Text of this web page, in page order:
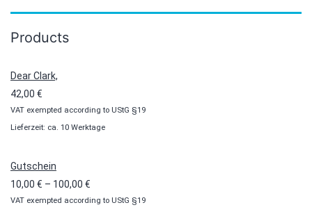
Products
Dear Clark,
42,00 €
VAT exempted according to UStG §19
Lieferzeit: ca. 10 Werktage
Gutschein
10,00 € – 100,00 €
10,00 €
VAT exempted according to UStG §19